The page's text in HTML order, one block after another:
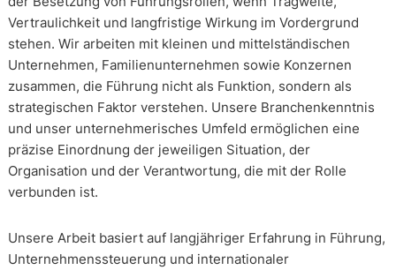
Vertraulichkeit und langfristige Wirkung im Vordergrund
stehen. Wir arbeiten mit kleinen und mittelständischen
Unternehmen, Familienunternehmen sowie Konzernen
zusammen, die Führung nicht als Funktion, sondern als
strategischen Faktor verstehen. Unsere Branchenkenntnis
und unser unternehmerisches Umfeld ermöglichen eine
präzise Einordnung der jeweiligen Situation, der
Organisation und der Verantwortung, die mit der Rolle
verbunden ist.
Unsere Arbeit basiert auf langjähriger Erfahrung in Führung,
Unternehmenssteuerung und internationaler